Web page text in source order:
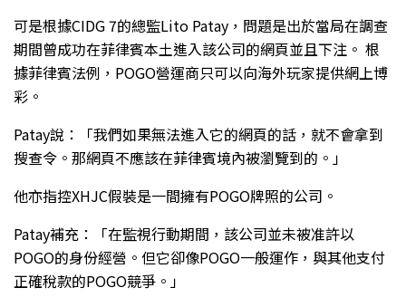
可是根據CIDG 7的總監Lito Patay，問題是出於當局在調查
期間曾成功在菲律賓本土進入該公司的網頁並且下注。 根
據菲律賓法例，POGO營運商只可以向海外玩家提供網上博
彩。
Patay說：「我們如果無法進入它的網頁的話，就不會拿到
搜查令。那網頁不應該在菲律賓境內被瀏覽到的。」
他亦指控XHJC假裝是一間擁有POGO牌照的公司。
Patay補充：「在監視行動期間，該公司並未被准許以
POGO的身份經營。但它卻像POGO一般運作，與其他支付
正確稅款的POGO競爭。」